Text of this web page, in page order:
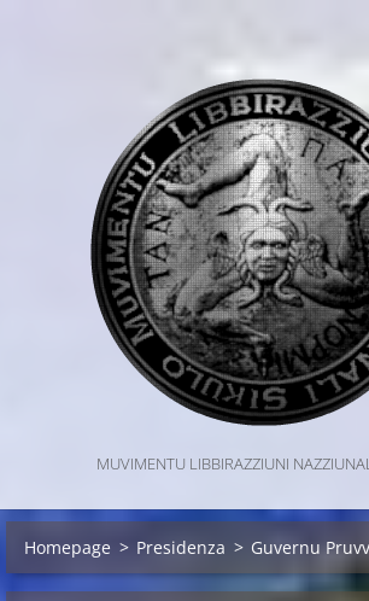
MUVIMENTU LIBBIRAZZIUNI
Homepage > Presidenza > Guvernu